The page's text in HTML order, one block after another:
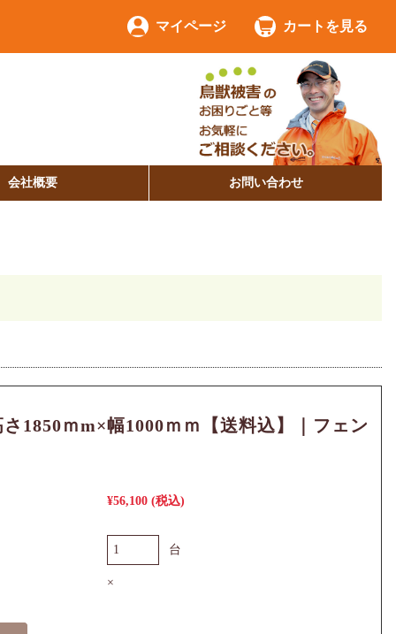
マイページ カートを見る
会社概要 お問い合わせ
1850ｍm×幅1000ｍｍ【送料込】｜フェン
¥56,100 (税込)
台
×